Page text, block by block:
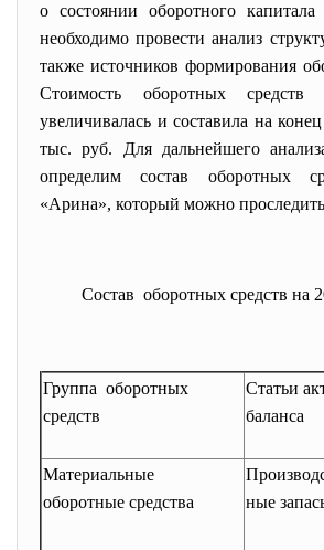
о состоянии оборотного
необходимо провести анализ
также источников формирования
Стоимость оборотных
увеличивалась и составила на
тыс. руб. Для дальнейшего
определим состав оборотных
«Арина», который можно
Состав оборотных средств на
Группа оборотных
средств
Статьи
баланса
Материальные
оборотные средства
ные